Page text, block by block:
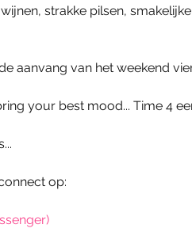
strakke pilsen,
aanvang van het weekend
your best mood... Time 4
op: